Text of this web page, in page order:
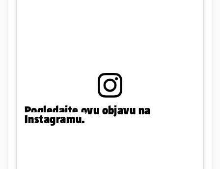
Pogledajte ovu objavu na
Instagramu.